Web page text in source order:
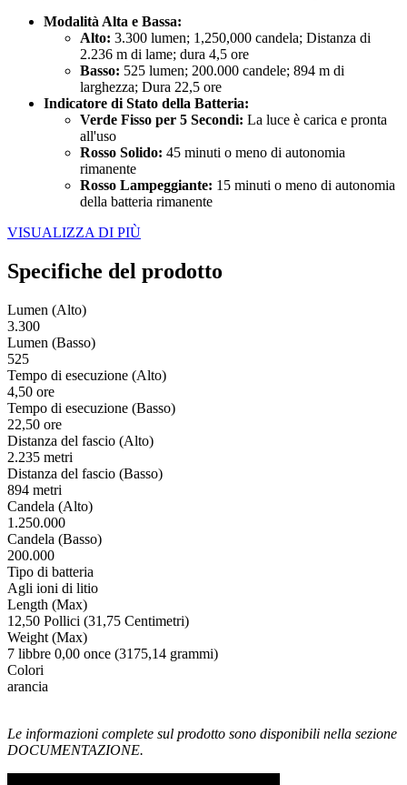
Modalità Alta e Bassa:
Alto: 3.300 lumen; 1,250,000 candela; Distanza di
2.236 m di lame; dura 4,5 ore
Basso: 525 lumen; 200.000 candele; 894 m di
larghezza; Dura 22,5 ore
Indicatore di Stato della Batteria:
Verde Fisso per 5 Secondi: La luce è carica e pronta
all'uso
Rosso Solido: 45 minuti o meno di autonomia
rimanente
Rosso Lampeggiante: 15 minuti o meno di autonomia
della batteria rimanente
VISUALIZZA DI PIÙ
Specifiche del prodotto
Lumen (Alto)
3.300
Lumen (Basso)
525
Tempo di esecuzione (Alto)
4,50 ore
Tempo di esecuzione (Basso)
22,50 ore
Distanza del fascio (Alto)
2.235 metri
Distanza del fascio (Basso)
894 metri
Candela (Alto)
1.250.000
Candela (Basso)
200.000
Tipo di batteria
Agli ioni di litio
Length (Max)
12,50 Pollici (31,75 Centimetri)
Weight (Max)
7 libbre 0,00 once (3175,14 grammi)
Colori
arancia
Le informazioni complete sul prodotto sono disponibili nella sezione
DOCUMENTAZIONE.